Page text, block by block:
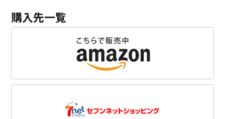
購入先一覧